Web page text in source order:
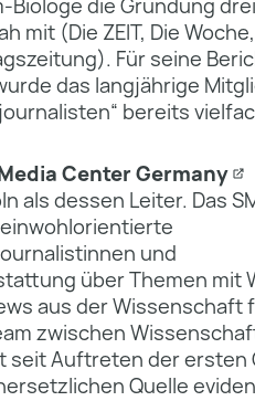
mit (Die ZEIT, Die Woche,
Für seine
das langjährige
bereits
Center Germany
als dessen Leiter. Das
und
über Themen mit
aus der Wissenschaft
zwischen
Auftreten der ersten
Quelle